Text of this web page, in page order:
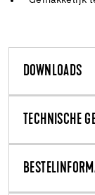
DOWNLOADS
TECHNISCHE